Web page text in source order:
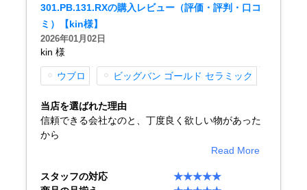
WEBマガジン
SNS・動画
301.PB.131.RXの購入レビュー（評価・評判・口コ
ミ）【kin様】
2026年01月02日
kin 様
ウブロ ビッグバン ゴールド セラミック
当店を選ばれた理由
信頼できる会社なのと、丁度良く欲しい物があった
から
Read More
スタッフの対応
★★★★★